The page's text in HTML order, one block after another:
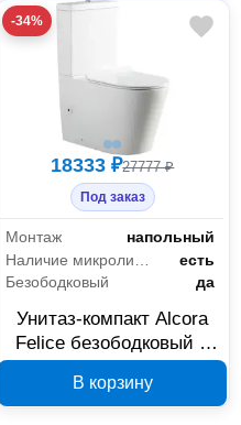
-34%
18333 ₽27777 ₽
Под заказ
Монтаж
напольный
есть
Безободковый
да
Унитаз-компакт Alcora
Felice безободковый с
В корзину